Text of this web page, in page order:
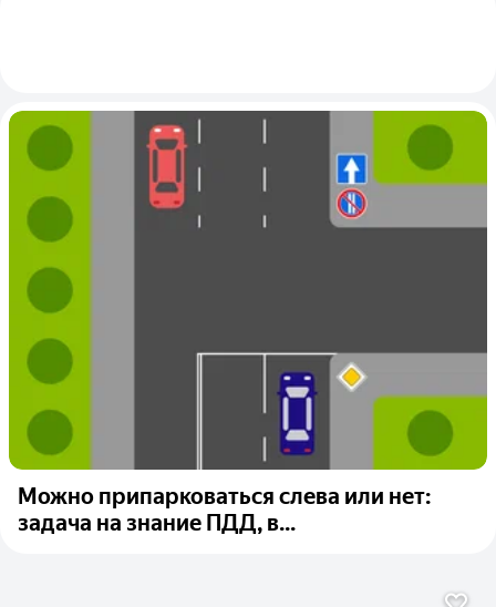
Можно припарковаться слева или нет:
задача на знание ПДД, в...